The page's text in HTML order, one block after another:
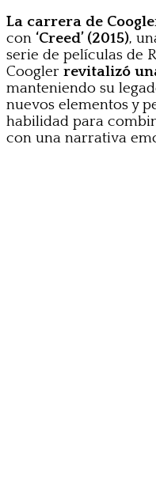
La carrera de
con ‘Creed’ (2015),
serie de películas de
Coogler revitalizó
manteniendo su
nuevos elementos y
habilidad para
con una narrativa